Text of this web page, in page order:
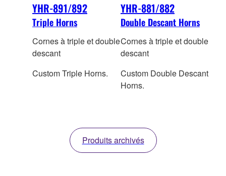
YHR-891/892
Triple Horns
Cornes à triple et double
descant
Custom Triple Horns.
YHR-881/882
Double Descant Horns
Cornes à triple et double
descant
Custom Double Descant
Horns.
Produits archivés